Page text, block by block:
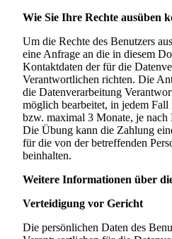
Wie Sie Ihre Rechte ausüben
Um die Rechte des Benutzers
eine Anfrage an die in diesem
Kontaktdaten der für die
Verantwortlichen richten. Die
die Datenverarbeitung
möglich bearbeitet, in jedem
bzw. maximal 3 Monate, je
Die Übung kann die Zahlung
für die von der betreffenden
beinhalten.
Weitere Informationen über
Verteidigung vor Gericht
Die persönlichen Daten des